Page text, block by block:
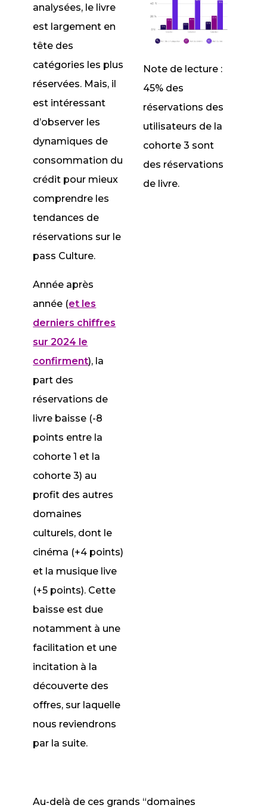
analysées, le livre
est largement en
tête des
catégories les plus
réservées. Mais, il
est intéressant
d’observer les
dynamiques de
consommation du
crédit pour mieux
comprendre les
tendances de
réservations sur le
pass Culture.
Année après
année (et les
derniers chiffres
sur 2024 le
confirment), la
part des
réservations de
livre baisse (-8
points entre la
cohorte 1 et la
cohorte 3) au
profit des autres
domaines
culturels, dont le
cinéma (+4 points)
et la musique live
(+5 points). Cette
baisse est due
notamment à une
facilitation et une
incitation à la
découverte des
offres, sur laquelle
nous reviendrons
par la suite.
Note de lecture :
45% des
réservations des
utilisateurs de la
cohorte 3 sont
des réservations
de livre.
Au-delà de ces grands “domaines